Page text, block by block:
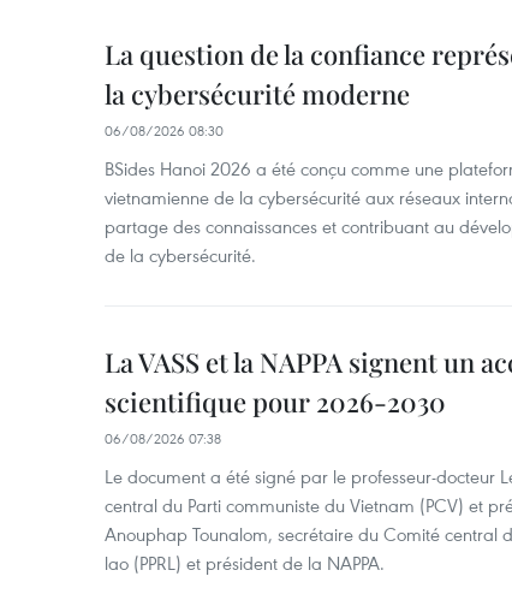
La question de la confiance
la cybersécurité moderne
06/08/2026 08:30
BSides Hanoi 2026 a été conçu comme une
vietnamienne de la cybersécurité aux réseaux
partage des connaissances et contribuant au
de la cybersécurité.
La VASS et la NAPPA signent un
scientifique pour 2026-2030
06/08/2026 07:38
Le document a été signé par le professeur-docteur
central du Parti communiste du Vietnam (PCV) et
Anouphap Tounalom, secrétaire du Comité central
lao (PPRL) et président de la NAPPA.